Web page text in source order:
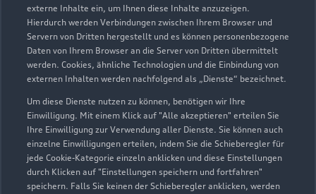
externe Inhalte ein, um Ihnen diese Inhalte anzuzeigen.
Hierdurch werden Verbindungen zwischen Ihrem Browser und
Servern von Dritten hergestellt und es können personenbezogene
Daten von Ihrem Browser an die Server von Dritten übermittelt
werden. Cookies, ähnliche Technologien und die Einbindung von
externen Inhalten werden nachfolgend als „Dienste“ bezeichnet.
Um diese Dienste nutzen zu können, benötigen wir Ihre
Einwilligung. Mit einem Klick auf "Alle akzeptieren" erteilen Sie
Ihre Einwilligung zur Verwendung aller Dienste. Sie können auch
einzelne Einwilligungen erteilen, indem Sie die Schieberegler für
jede Cookie-Kategorie einzeln anklicken und diese Einstellungen
durch Klicken auf "Einstellungen speichern und fortfahren"
speichern. Falls Sie keinen der Schieberegler anklicken, werden